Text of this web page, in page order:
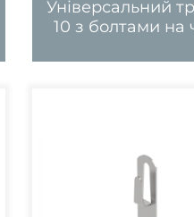
Універсальний
10 з болтами